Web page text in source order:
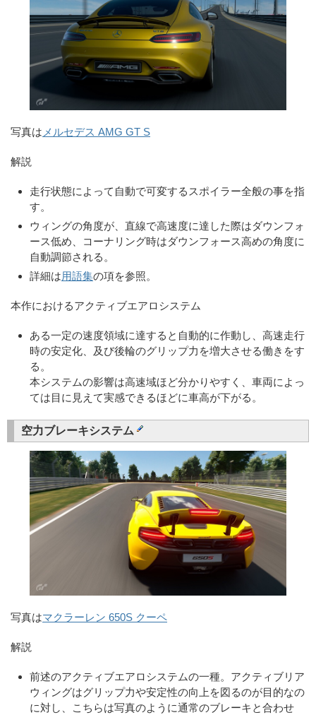
写真は メルセデス AMG GT S
解説
走行状態によって自動で可変するスポイラー全般の事を指
す。
ウィングの角度が、直線で高速度に達した際はダウンフォ
ース低め、コーナリング時はダウンフォース高めの角度に
自動調節される。
詳細は用語集の項を参照。
本作におけるアクティブエアロシステム
ある一定の速度領域に達すると自動的に作動し、高速走行
時の安定化、及び後輪のグリップ力を増大させる働きをす
る。
本システムの影響は高速域ほど分かりやすく、車両によっ
ては目に見えて実感できるほどに車高が下がる。
空力ブレーキシステム
写真はマクラーレン 650S クーペ
解説
前述のアクティブエアロシステムの一種。アクティブリア
ウィングはグリップ力や安定性の向上を図るのが目的なの
に対し、こちらは写真のように通常のブレーキと合わせ